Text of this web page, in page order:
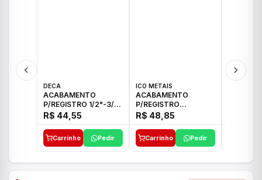
DECA
ACABAMENTO
P/REGISTRO 1/2"-3/4"
E 1"C21.PQ DECA
R$ 44,55
Carrinho Pedir
ICO METAIS
ACABAMENTO
P/REGISTRO
1/2"-3/4"-1" ACB M
CS 33 ICO
R$ 48,85
Carrinho Pedir